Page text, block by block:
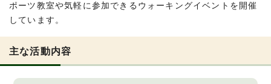
ポーツ教室や気軽に参加できるウォーキングイベントを開催
しています。
主な活動内容